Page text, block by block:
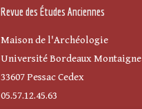
Revue des Études Anciennes
Maison de l'Archéologie
Université Bordeaux Montaigne
33607 Pessac Cedex
05.57.12.45.63